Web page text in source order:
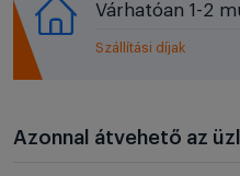
Várhatóan 1-2
Szállítási díjak
Azonnal átvehető az